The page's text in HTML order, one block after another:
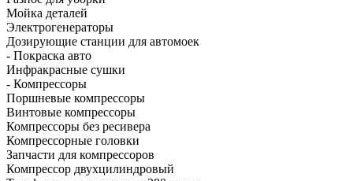
Мойка деталей
Электрогенераторы
Дозирующие станции для автомоек
- Покраска авто
Инфракрасные сушки
- Компрессоры
Поршневые компрессоры
Винтовые компрессоры
Компрессоры без ресивера
Компрессорные головки
Запчасти для компрессоров
Компрессор двухцилиндровый